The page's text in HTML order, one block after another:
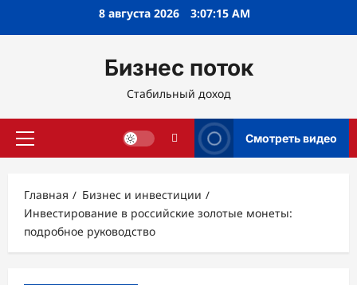
8 августа 2026 3:07:16 AM
Бизнес поток
Стабильный доход
Основное
Смотреть видео
Главная
Бизнес и инвестиции
Инвестирование в российские золотые монеты:
подробное руководство